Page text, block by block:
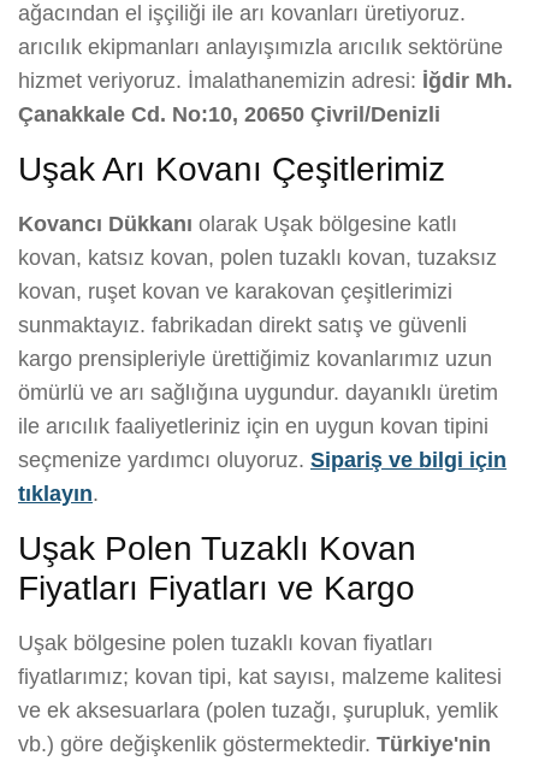
ağacından el işçiliği ile arı kovanları üretiyoruz.
arıcılık ekipmanları anlayışımızla arıcılık sektörüne
hizmet veriyoruz. İmalathanemizin adresi: İğdir Mh.
Çanakkale Cd. No:10, 20650 Çivril/Denizli
Uşak Arı Kovanı Çeşitlerimiz
Kovancı Dükkanı olarak Uşak bölgesine katlı
kovan, katsız kovan, polen tuzaklı kovan, tuzaksız
kovan, ruşet kovan ve karakovan çeşitlerimizi
sunmaktayız. fabrikadan direkt satış ve güvenli
kargo prensipleriyle ürettiğimiz kovanlarımız uzun
ömürlü ve arı sağlığına uygundur. dayanıklı üretim
ile arıcılık faaliyetleriniz için en uygun kovan tipini
seçmenize yardımcı oluyoruz. Sipariş ve bilgi için
tıklayın.
Uşak Polen Tuzaklı Kovan
Fiyatları Fiyatları ve Kargo
Uşak bölgesine polen tuzaklı kovan fiyatları
fiyatlarımız; kovan tipi, kat sayısı, malzeme kalitesi
ve ek aksesuarlara (polen tuzağı, şurupluk, yemlik
vb.) göre değişkenlik göstermektedir. Türkiye'nin